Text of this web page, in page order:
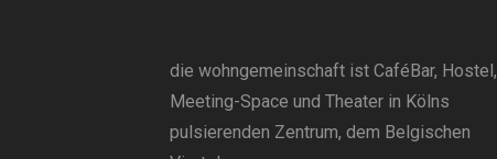
die wohngemeinschaft ist CaféBar, Hostel,
Meeting-Space und Theater in Kölns
pulsierenden Zentrum, dem Belgischen